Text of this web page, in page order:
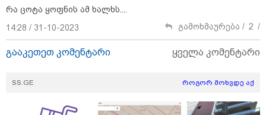
საფრანგეთის სოფელში ტყის
ხანძრის შემდეგ მეორე
მსოფლიო ომის დროინდელი
ასობით ჭურვი აღმოაჩინეს -
"რიგრიგობით
ფეთქდებოდნენ..."
ბილეთი, რომელმაც 1 მლნ
მოიგო, შემთხვევით ნაგავში
რა ცოტა ყოფნის ამ ხალხს....
14:28 / 31-10-2023
გამოხმაურება / 2 /
გააკეთეთ კომენტარი ყველა კომენტარი
SS.GE როგორ მოხვდე აქ